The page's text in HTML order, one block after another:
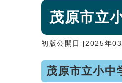
茂原市立
初版公開日:[2025年
茂原市立小中